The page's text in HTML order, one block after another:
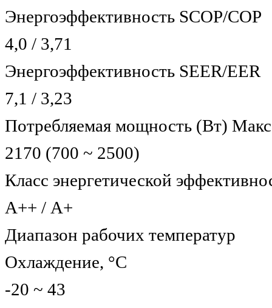
Энергоэффективность SCOP/COP
4,0 / 3,71
Энергоэффективность SEER/EER
7,1 / 3,23
Потребляемая мощность (Вт)
2170 (700 ~ 2500)
Класс энергетической
А++ / А+
Диапазон рабочих температур
Охлаждение, °С
-20 ~ 43